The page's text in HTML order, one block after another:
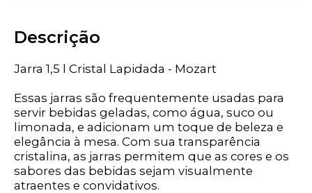
Descrição
Jarra 1,5 l Cristal Lapidada - Mozart
Essas jarras são frequentemente usadas para
servir bebidas geladas, como água, suco ou
limonada, e adicionam um toque de beleza e
elegância à mesa. Com sua transparência
cristalina, as jarras permitem que as cores e os
sabores das bebidas sejam visualmente
atraentes e convidativos.